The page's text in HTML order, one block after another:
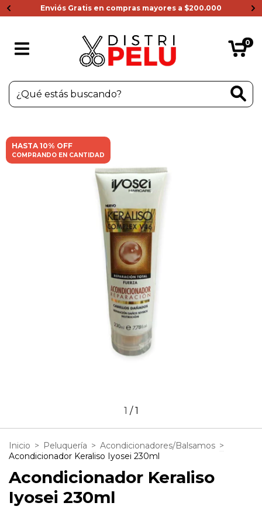
Enviós Gratis en compras mayores a $200.000
0
HASTA 10% OFF
COMPRANDO EN CANTIDAD
1 /1
Inicio > Peluquería > Acondicionadores/Balsamos >
Acondicionador Keraliso Iyosei 230ml
Acondicionador Keraliso
Iyosei 230ml